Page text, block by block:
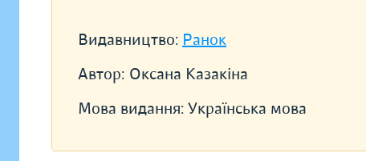
Видавництво: Ранок
Автор: Оксана Казакіна
Мова видання: Українська мова